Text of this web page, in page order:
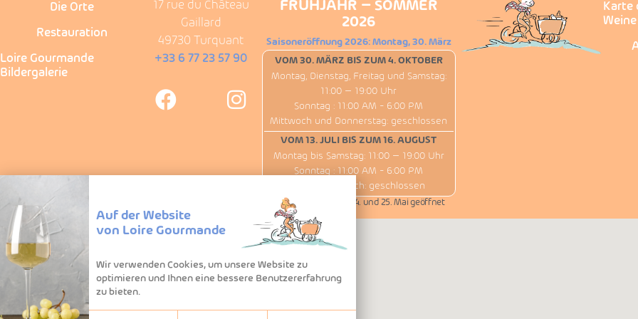
Auf der Website
von Loire Gourmande
Wir verwenden Cookies, um unsere Website zu
optimieren und Ihnen eine bessere Benutzererfahrung
zu bieten.
Die Orte
Restauration
Loire Gourmande
Bildergalerie
17 rue du Château
Gaillard
49730 Turquant
+33 6 77 23 57 90
FRÜHJAHR – SOMMER
2026
Saisoneröffnung 2026: Montag, 30. März
VOM 30. MÄRZ BIS ZUM 4. OKTOBER
Montag, Dienstag, Freitag und Samstag:
11:00 – 19:00 Uhr
Sonntag : 11:00 AM - 6:00 PM
Mittwoch und Donnerstag: geschlossen
VOM 13. JULI BIS ZUM 16. AUGUST
Montag bis Samstag: 11:00 – 19:00 Uhr
Sonntag : 11:00 AM - 6:00 PM
Außer Mittwoch: geschlossen
Wir haben am 1., 8., 14. und 25. Mai geöffnet
Karte
Weine